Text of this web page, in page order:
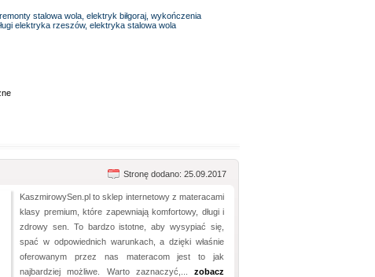
stalowa wola, elektryk biłgoraj, wykończenia
elektryka rzeszów, elektryka stalowa wola
Stronę dodano: 25.09.2017
KaszmirowySen.pl to sklep internetowy z materacami
klasy premium, które zapewniają komfortowy, długi i
zdrowy sen. To bardzo istotne, aby wysypiać się,
spać w odpowiednich warunkach, a dzięki właśnie
oferowanym przez nas materacom jest to jak
najbardziej możliwe. Warto zaznaczyć,... zobacz